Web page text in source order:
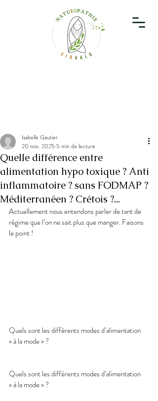
Quelle différence entre
alimentation hypo toxique ? Anti
inflammatoire ? sans FODMAP ?
Méditerranéen ? Crétois ?...
Isabelle Gautier
20 nov. 2025 5 min de lecture
Actuellement nous entendons parler de tant de
régime que l’on ne sait plus que manger. Faisons
le point !
Quels sont les différents modes d’alimentation
« à la mode » ?
Quels sont les différents modes d’alimentation
« à la mode » ?